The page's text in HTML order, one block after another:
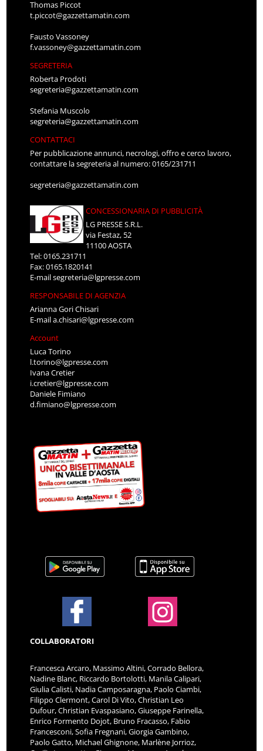
Thomas Piccot
t.piccot@gazzettamatin.com
Fausto Vassoney
f.vassoney@gazzettamatin.com
SEGRETERIA
Roberta Prodoti
segreteria@gazzettamatin.com
Stefania Muscolo
segreteria@gazzettamatin.com
CONTATTACI
Per pubblicazione annunci, necrologi, offro e cerco lavoro,
contattare la segreteria al numero: 0165/231711
segreteria@gazzettamatin.com
CONCESSIONARIA DI PUBBLICITÀ
LG PRESSE S.R.L.
via Festaz, 52
11100 AOSTA
Tel: 0165.231711
Fax: 0165.1820141
E-mailsegreteria@lgpresse.com
RESPONSABILE DI AGENZIA
Arianna Gori Chisari
E-maila.chisari@lgpresse.com
Account
Luca Torino
l.torino@lgpresse.com
Ivana Cretier
i.cretier@lgpresse.com
Daniele Fimiano
d.fimiano@lgpresse.com
COLLABORATORI
Francesca Arcaro, Massimo Altini, Corrado Bellora,
Nadine Blanc, Riccardo Bortolotti, Manila Calipari,
Giulia Calisti, Nadia Camposaragna, Paolo Ciambi,
Filippo Clermont, Carol Di Vito, Christian Leo
Dufour, Christian Evaspasiano, Giuseppe Farinella,
Enrico Formento Dojot, Bruno Fracasso, Fabio
Francesconi, Sofia Fregnani, Giorgia Gambino,
Paolo Gatto, Michael Ghignone, Marlène Jorrioz,